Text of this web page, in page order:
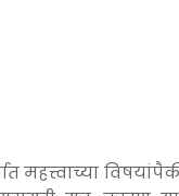
महत्त्वाच्या